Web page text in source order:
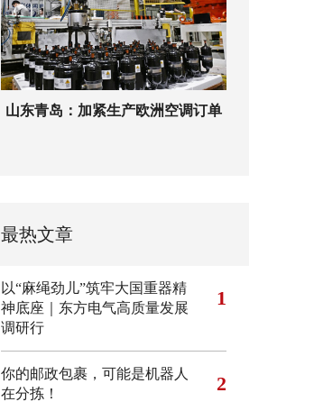
山东青岛：加紧生产欧洲空调订单
最热文章
以“麻绳劲儿”筑牢大国重器精
神底座｜东方电气高质量发展
调研行
1
你的邮政包裹，可能是机器人
在分拣！
2